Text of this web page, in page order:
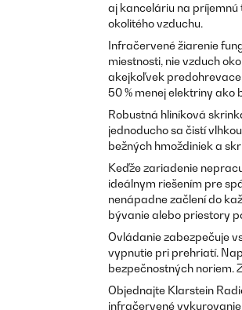
aj kanceláriu na príjemnú
okolitého vzduchu.
Infračervené žiarenie
miestnosti, nie vzduch
akejkoľvek
50 % menej elektriny
Robustná hliníková
jednoducho sa čistí
bežných hmoždiniek a
Keďže zariadenie
ideálnym riešením pre
nenápadne začlení do
bývanie alebo priestory
Ovládanie zabezpečuje
vypnutie pri prehriatí.
bezpečnostných noriem.
Objednajte Klarstein
infračervené